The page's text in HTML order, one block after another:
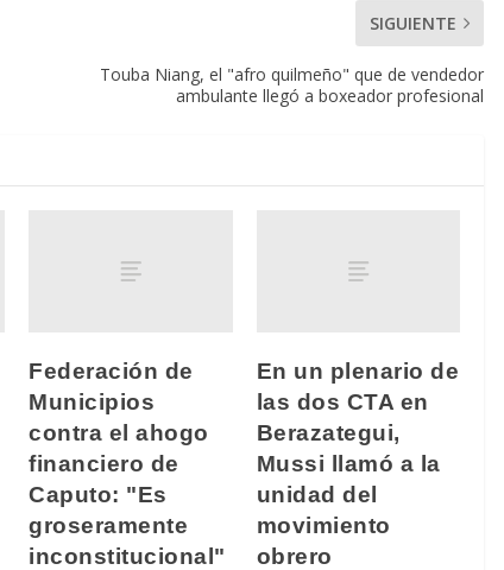
SIGUIENTE
Touba Niang, el "afro quilmeño" que de vendedor
ambulante llegó a boxeador profesional
Federación de
Municipios
contra el ahogo
financiero de
Caputo: "Es
groseramente
inconstitucional"
En un plenario de
las dos CTA en
Berazategui,
Mussi llamó a la
unidad del
movimiento
obrero